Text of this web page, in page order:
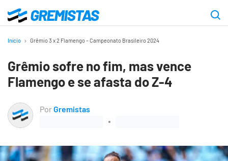
para
principal
Gremistas
Início Grêmio 3 x 2 Flamengo – Campeonato Brasileiro 2024
Grêmio sofre no fim, mas vence
Flamengo e se afasta do Z-4
PorGremistas